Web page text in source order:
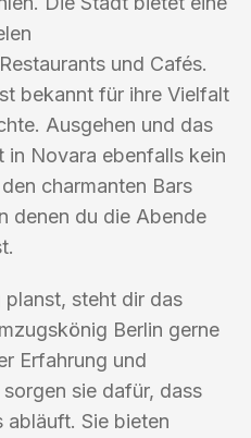
und Cafés.
bekannt für ihre Vielfalt
Ausgehen und das
in Novara ebenfalls kein
charmanten Bars
denen du die Abende
steht dir das
Berlin gerne
Erfahrung und
sorgen sie dafür, dass
abläuft. Sie bieten